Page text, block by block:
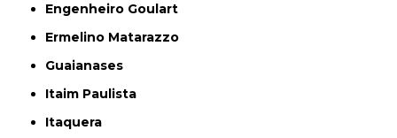
Engenheiro Goulart
Ermelino Matarazzo
Guaianases
Itaim Paulista
Itaquera